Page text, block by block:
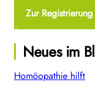
Zur Registrierung
Neues im
Homöopathie hilft